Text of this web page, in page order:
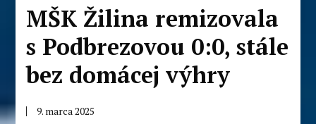
MŠK Žilina remizovala
s Podbrezovou 0:0, stále
bez domácej výhry
9. marca 2025